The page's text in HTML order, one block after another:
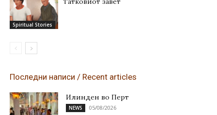
Spiritual Stories
Последни написи / Recent articles
Илинден во Перт
NEWS 05/08/2026